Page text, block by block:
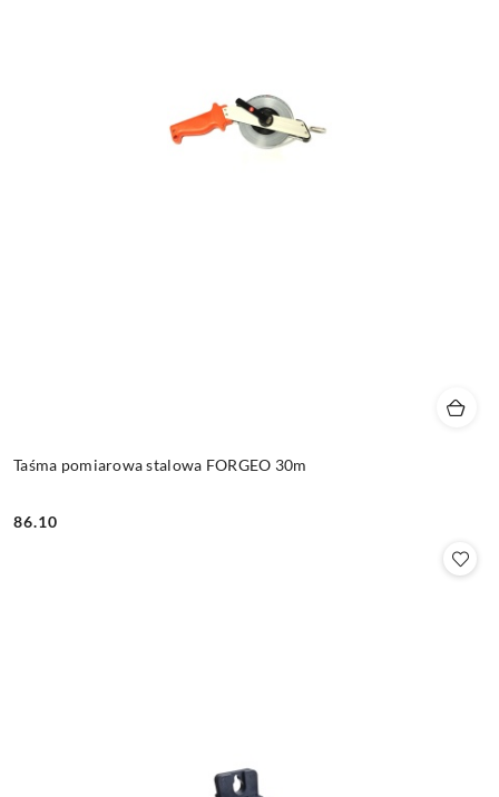
Taśma pomiarowa stalowa FORGEO 30m
Cena:
86.10